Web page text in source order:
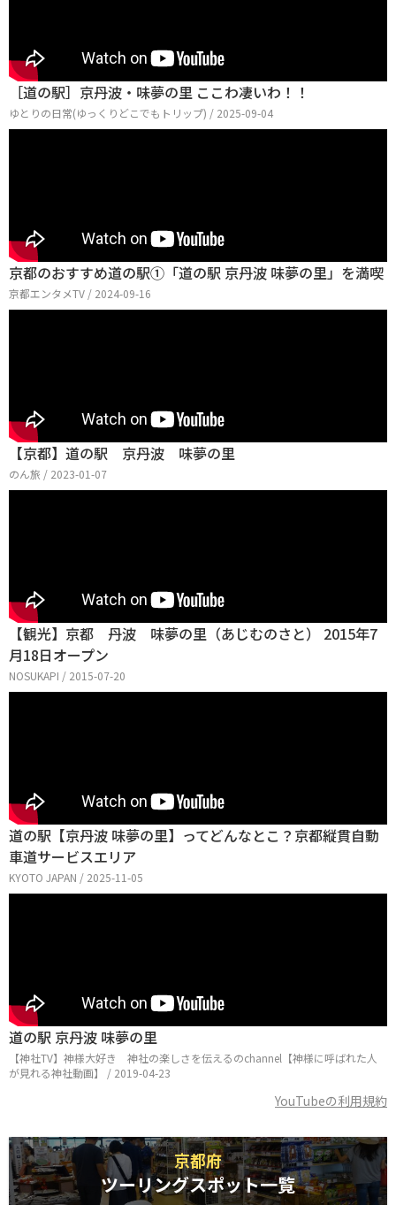
［道の駅］京丹波・味夢の里 ここわ凄いわ！！
ゆとりの日常(ゆっくりどこでもトリップ) / 2025-09-04
京都のおすすめ道の駅①「道の駅 京丹波 味夢の里」を満喫
京都エンタメTV / 2024-09-16
【京都】道の駅 京丹波 味夢の里
のん旅 / 2023-01-07
【観光】京都 丹波 味夢の里（あじむのさと） 2015年7
月18日オープン
NOSUKAPI / 2015-07-20
道の駅【京丹波 味夢の里】ってどんなとこ？京都縦貫自動
車道サービスエリア
KYOTO JAPAN / 2025-11-05
道の駅 京丹波 味夢の里
【神社TV】神様大好き 神社の楽しさを伝えるのchannel【神様に呼ばれた人
が見れる神社動画】 / 2019-04-23
YouTubeの利用規約
京都府
ツーリングスポット一覧